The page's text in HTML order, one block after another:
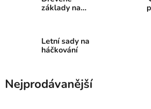
základy na
Letní sady na
háčkování
Nejprodávanější